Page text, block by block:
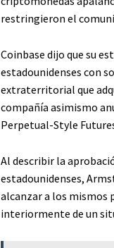
restringieron el
Coinbase dijo que su
estadounidenses con
extraterritorial que
compañía asimismo
Perpetual-Style
Al describir la
estadounidenses,
alcanzar a los
interiormente de un